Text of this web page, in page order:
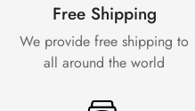
Free Shipping
We provide free shipping to
all around the world